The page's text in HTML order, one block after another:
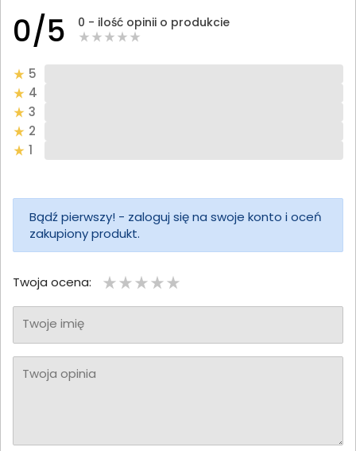
0/5 0 - ilość opinii o produkcie
5
4
3
2
1
Bądź pierwszy! - zaloguj się na swoje konto i oceń
zakupiony produkt.
Twoja ocena:
Twoje imię
Twoja opinia